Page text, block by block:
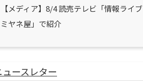
【メディア】8/4 読売テレビ「情報ライブ
ミヤネ屋」で紹介